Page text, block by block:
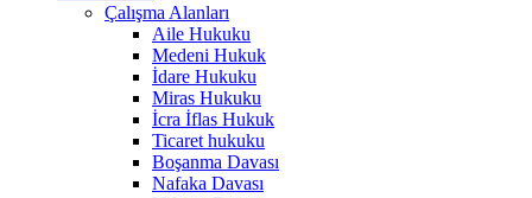
Çalışma Alanları
Aile Hukuku
Medeni Hukuk
İdare Hukuku
Miras Hukuku
İcra İflas Hukuk
Ticaret hukuku
Boşanma Davası
Nafaka Davası